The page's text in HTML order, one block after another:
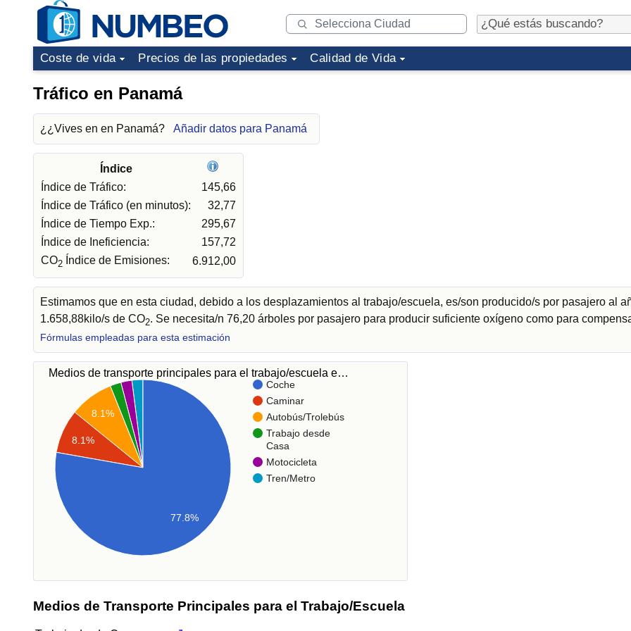
Coste de vida Precios de las propiedades Calidad de Vida
Tráfico en Panamá
¿¿Vives en en Panamá? Añadir datos para Panamá
Índice
Índice de Tráfico:
145,66
Índice de Tráfico (en minutos):
32,77
Índice de Tiempo Exp.:
295,67
Índice de Ineficiencia:
157,72
CO2 Índice de Emisiones: 6.912,00
Estimamos que en esta ciudad, debido a los desplazamientos al trabajo/escuela, es/son producido/s por pasajero al
1.658,88kilo/s de CO2. Se necesita/n 76,20 árboles por pasajero para producir suficiente oxígeno como para
Fórmulas empleadas para esta estimación
Medios de transporte principales para el trabajo/escuela e…
Coche
Caminar
Autobús/Trolebús
Trabajo desde
Casa
Motocicleta
Tren/Metro
8.1%
8.1%
77.8%
Medios de Transporte Principales para el Trabajo/Escuela